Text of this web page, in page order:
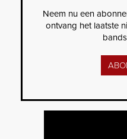
Neem nu een
ontvang het laatste